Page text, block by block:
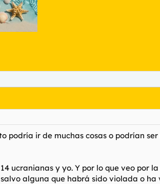
podría ir de muchas cosas o podrían
ucranianas y yo. Y por lo que veo por
alguna que habrá sido violada o